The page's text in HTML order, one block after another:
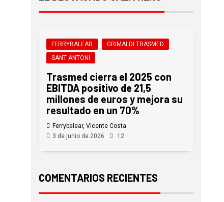
FERRYBALEAR
GRIMALDI TRASMED
SANT ANTONI
Trasmed cierra el 2025 con
EBITDA positivo de 21,5
millones de euros y mejora su
resultado en un 70%
Ferrybalear, Vicente Costa
3 de junio de 2026
12
COMENTARIOS RECIENTES